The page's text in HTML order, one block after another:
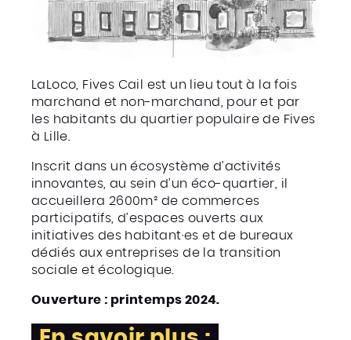
LaLoco, Fives Cail est un lieu tout à la fois
marchand et non-marchand, pour et par
les habitants du quartier populaire de Fives
à Lille.
Inscrit dans un écosystème d’activités
innovantes, au sein d’un éco-quartier, il
accueillera 2600m² de commerces
participatifs, d’espaces ouverts aux
initiatives des habitant·es et de bureaux
dédiés aux entreprises de la transition
sociale et écologique.
Ouverture : printemps 2024.